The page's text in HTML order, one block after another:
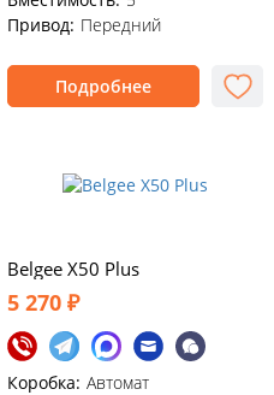
Привод: Передний
Подробнее
Belgee X50 Plus
5 270 ₽
Коробка: Автомат